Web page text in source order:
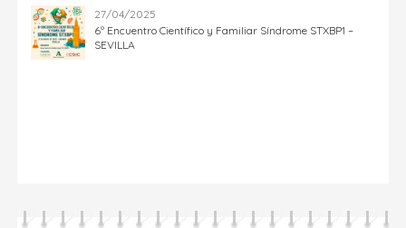
27/04/2025
6º Encuentro Científico y Familiar Síndrome STXBP1 –
SEVILLA